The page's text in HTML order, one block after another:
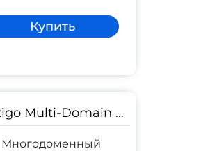
Купить
Sectigo Multi-Domain EV SSL
Многодоменный